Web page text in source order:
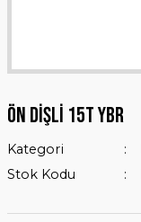
ÖN DİŞLİ 15T YBR
Kategori
Stok Kodu